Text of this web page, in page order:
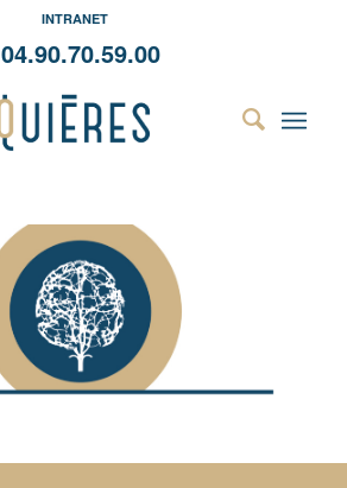
INTRANET
04.90.70.59.00